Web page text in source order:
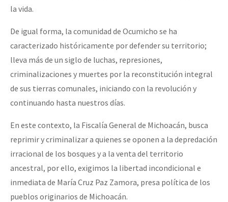
la vida.
De igual forma, la comunidad de Ocumicho se ha
caracterizado históricamente por defender su territorio;
lleva más de un siglo de luchas, represiones,
criminalizaciones y muertes por la reconstitución integral
de sus tierras comunales, iniciando con la revolución y
continuando hasta nuestros días.
En este contexto, la Fiscalía General de Michoacán, busca
reprimir y criminalizar a quienes se oponen a la depredación
irracional de los bosques y a la venta del territorio
ancestral, por ello, exigimos la libertad incondicional e
inmediata de María Cruz Paz Zamora, presa política de los
pueblos originarios de Michoacán.